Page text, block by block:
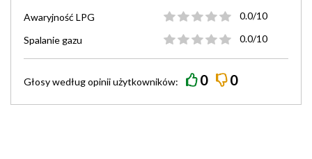
Awaryjność LPG 0.0/10
Spalanie gazu 0.0/10
Głosy wedługopiniiużytkowników: 0 0